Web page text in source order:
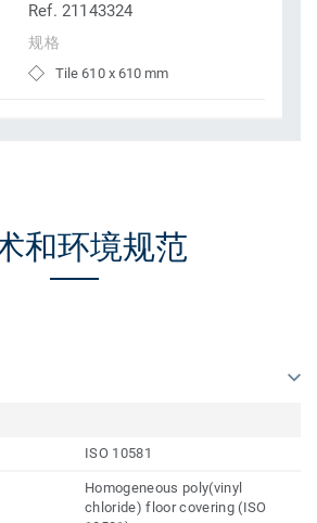
Ref. 21143324
规格
Tile 610 x 610 mm
和环境规范
ISO 10581
Homogeneous poly(vinyl
chloride) floor covering (ISO